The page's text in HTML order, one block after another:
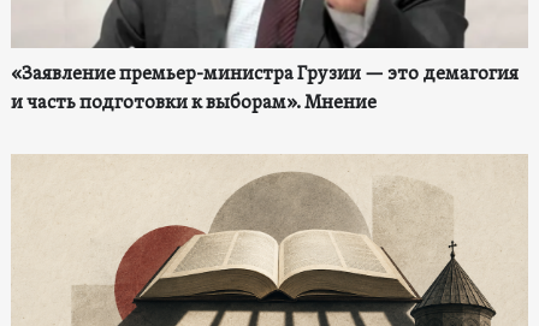
«Заявление премьер-министра Грузии — это демагогия
и часть подготовки к выборам». Мнение